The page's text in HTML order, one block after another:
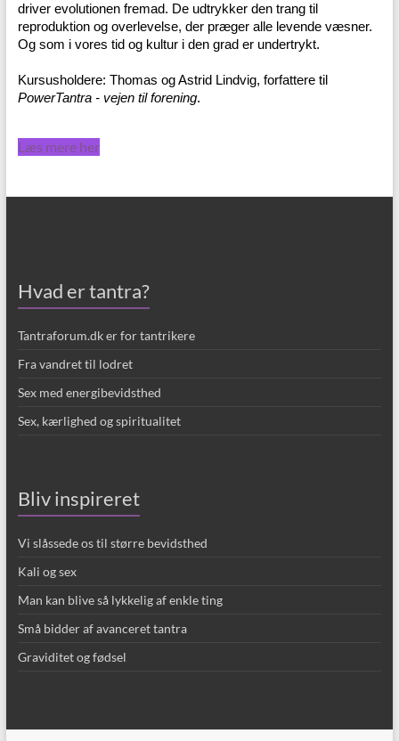
driver evolutionen fremad. De udtrykker den trang til
reproduktion og overlevelse, der præger alle levende væsner.
Og som i vores tid og kultur i den grad er undertrykt.
Kursusholdere: Thomas og Astrid Lindvig, forfattere til
PowerTantra - vejen til forening.
Læs mere her
Hvad er tantra?
Tantraforum.dk er for tantrikere
Fra vandret til lodret
Sex med energibevidsthed
Sex, kærlighed og spiritualitet
Bliv inspireret
Vi slåssede os til større bevidsthed
Kali og sex
Man kan blive så lykkelig af enkle ting
Små bidder af avanceret tantra
Graviditet og fødsel